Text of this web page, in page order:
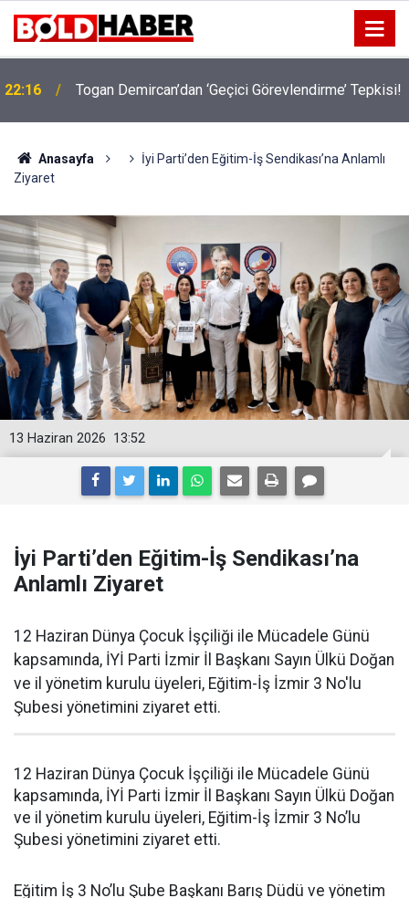
19:32 Sıcak Havalarda Ödem Şikayetini Hafife Almayın!
Anasayfa
İyi Parti’den Eğitim-İş Sendikası’na Anlamlı
Ziyaret
13:52
13 Haziran 2026
İyi Parti’den Eğitim-İş Sendikası’na
Anlamlı Ziyaret
12 Haziran Dünya Çocuk İşçiliği ile Mücadele Günü
kapsamında, İYİ Parti İzmir İl Başkanı Sayın Ülkü Doğan
ve il yönetim kurulu üyeleri, Eğitim-İş İzmir 3 No'lu
Şubesi yönetimini ziyaret etti.
12 Haziran Dünya Çocuk İşçiliği ile Mücadele Günü
kapsamında, İYİ Parti İzmir İl Başkanı Sayın Ülkü Doğan
ve il yönetim kurulu üyeleri, Eğitim-İş İzmir 3 No’lu
Şubesi yönetimini ziyaret etti.
Eğitim İş 3 No’lu Şube Başkanı Barış Düdü ve yönetim